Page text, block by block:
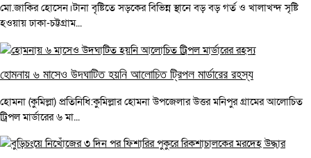
মো.জাকির হোসেন।টানা বৃষ্টিতে সড়কের বিভিন্ন স্থানে বড় বড় গর্ত ও খালাখন্দ সৃষ্টি
হওয়ায় ঢাকা-চট্টগ্রাম...
হোমনায় ৬ মাসেও উদঘাটিত হয়নি আলোচিত ট্রিপল মার্ডারের রহস্য
হোমনা (কুমিল্লা) প্রতিনিধি:কুমিল্লার হোমনা উপজেলার উত্তর মনিপুর গ্রামের আলোচিত
ট্রিপল মার্ডারের ৬ মা...